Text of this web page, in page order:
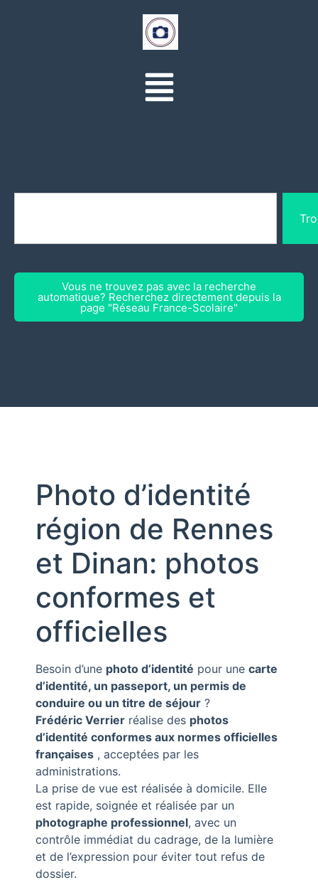
Vous ne trouvez pas avec la recherche
automatique? Recherchez directement depuis la
page "Réseau France-Scolaire"
Photo d’identité
région de Rennes
et Dinan: photos
conformes et
officielles
Besoin d’une photo d’identité pour une carte
d’identité, un passeport, un permis de
conduire ou un titre de séjour ?
Frédéric Verrier réalise des photos
d’identité conformes aux normes officielles
françaises , acceptées par les
administrations.
La prise de vue est réalisée à domicile. Elle
est rapide, soignée et réalisée par un
photographe professionnel, avec un
contrôle immédiat du cadrage, de la lumière
et de l’expression pour éviter tout refus de
dossier.